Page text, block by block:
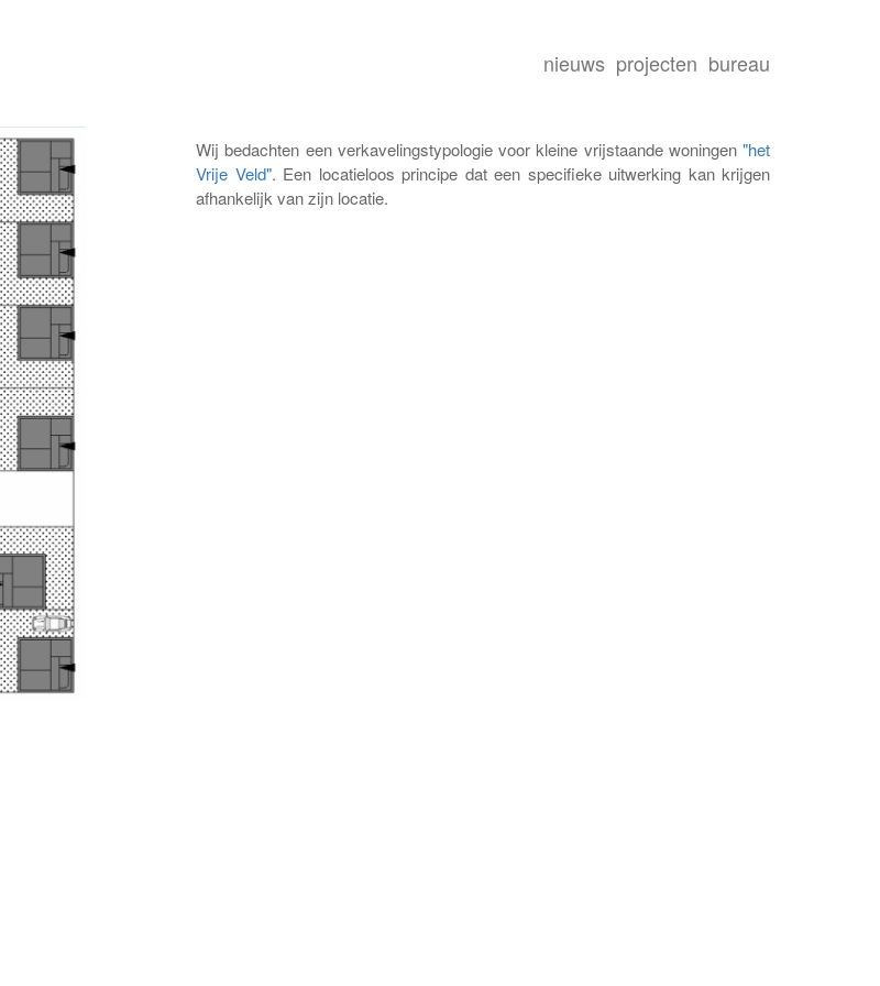
nieuws projecten bureau
Wij bedachten een verkavelingstypologie voor kleine vrijstaande woningen "het
Vrije Veld". Een locatieloos principe dat een specifieke uitwerking kan krijgen
afhankelijk van zijn locatie.